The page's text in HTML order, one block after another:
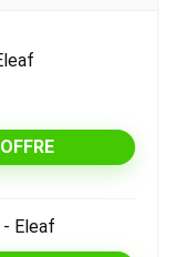
- Eleaf